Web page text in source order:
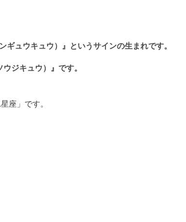
ギュウキュウ）』というサインの生まれです。
ジキュウ）』です。
座」です。